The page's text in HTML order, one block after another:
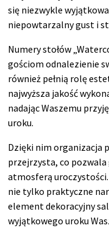
się niezwykle
niepowtarzalny gust i
Numery stołów
gościom odnalezienie
również pełnią rolę
najwyższa jakość
nadając Waszemu
uroku.
Dzięki nim organizacja
przejrzysta, co pozwala
atmosferą
nie tylko praktyczne
element dekoracyjny
wyjątkowego uroku